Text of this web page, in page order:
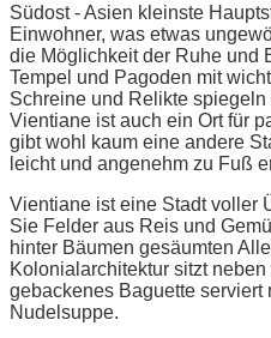
Südost - Asien kleinste
Einwohner, was etwas
die Möglichkeit der Ruhe und
Tempel und Pagoden mit
Schreine und Relikte
Vientiane ist auch ein Ort für
gibt wohl kaum eine andere
leicht und angenehm zu Fuß
Vientiane ist eine Stadt voller
Sie Felder aus Reis und
hinter Bäumen gesäumten
Kolonialarchitektur sitzt
gebackenes Baguette serviert
Nudelsuppe.